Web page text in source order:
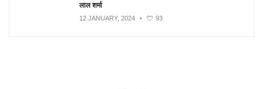
लाल शर्मा
12 JANUARY, 2024 • 93